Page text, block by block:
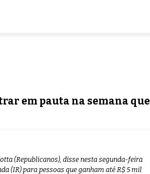
em pauta na semana que
(Republicanos), disse nesta segunda-feira
(IR) para pessoas que ganham até R$ 5 mil